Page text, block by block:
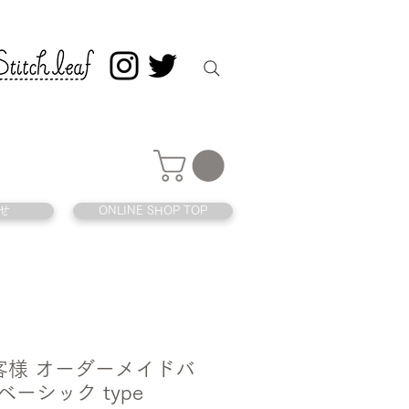
オーダーメイドバ
ーシック type
ONLINE SHOP TOP